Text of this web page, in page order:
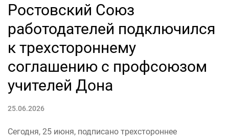
Ростовский Союз
работодателей подключился
к трехстороннему
соглашению с профсоюзом
учителей Дона
25.06.2026
Сегодня, 25 июня, подписано трехстороннее